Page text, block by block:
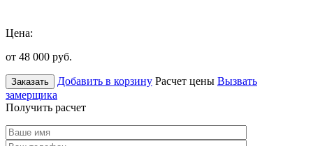
Цена:
от 48 000 руб.
Заказать Добавить в корзину Расчет цены Вызвать
замерщика
Получить расчет